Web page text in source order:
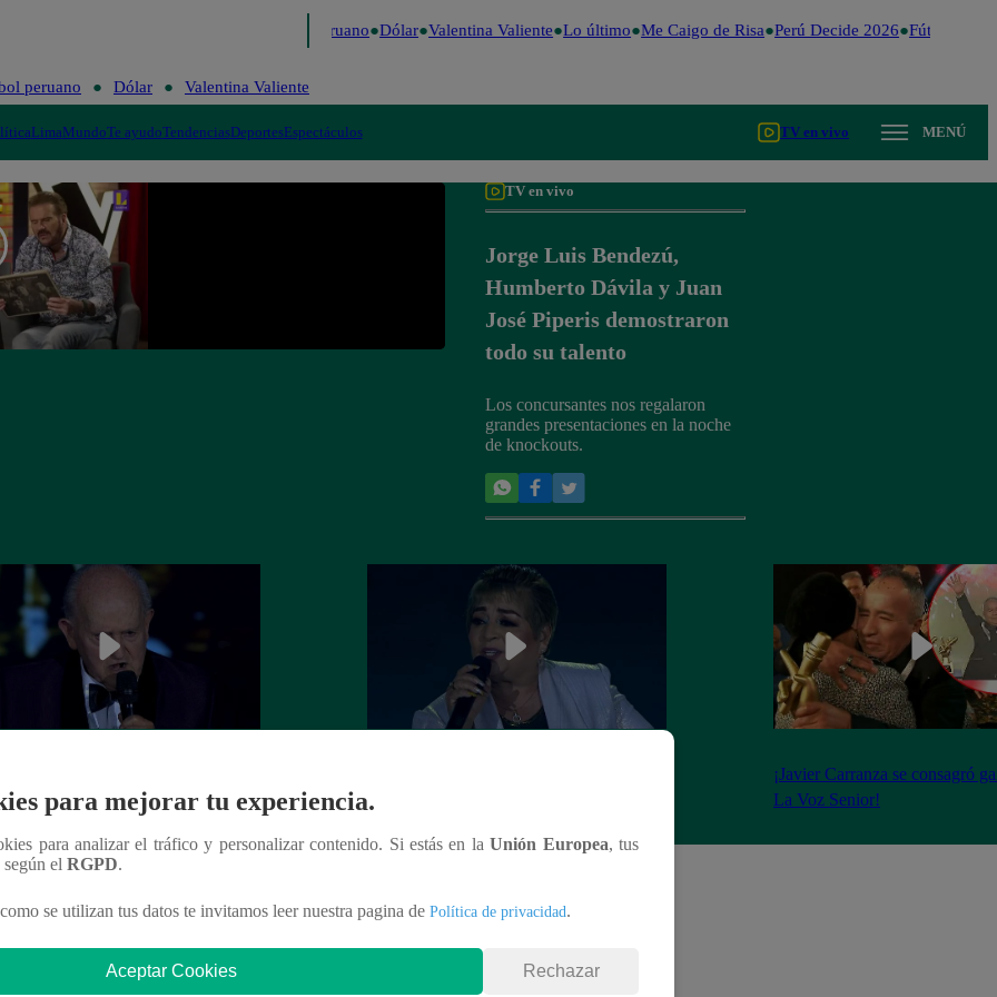
Fútbol peruano Dólar Valentina Valiente Lo último Me Caigo de Risa Perú Decide 2026 Fútbol
peruano Dólar Valentina Valiente
LimaMundoTe ayudoTendenciasDeportesEspectáculos TV en vivo MENÚ
TV en vivo
Jorge Luis Bendezú,
Humberto Dávila y Juan
José Piperis demostraron
todo su talento
Los concursantes nos regalaron
grandes presentaciones en la noche
de knockouts.
“Volver”
¡Javier Carranza se consagró
La Voz Senior!
para mejorar tu experiencia.
para analizar el tráfico y personalizar contenido. Si estás en laUnión Europea, tus
según el RGPD.
se utilizan tus datos te invitamos leer nuestra pagina de Política de privacidad.
Aceptar Cookies Rechazar